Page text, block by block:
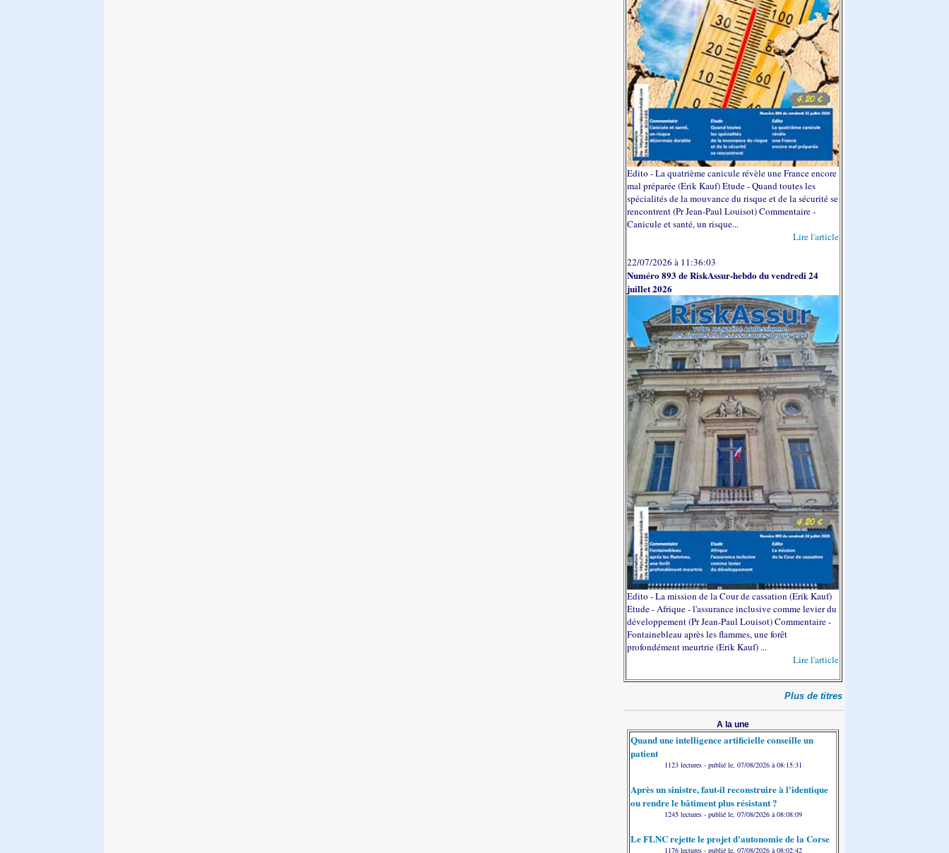
Edito - La quatrième canicule révèle une France encore
mal préparée (Erik Kauf) Etude - Quand toutes les
spécialités de la mouvance du risque et de la sécurité se
rencontrent (Pr Jean-Paul Louisot) Commentaire -
Canicule et santé, un risque...
Lire l'article
22/07/2026 à 11:36:03
Numéro 893 de RiskAssur-hebdo du vendredi 24
juillet 2026
Edito - La mission de la Cour de cassation (Erik Kauf)
Etude - Afrique - l'assurance inclusive comme levier du
développement (Pr Jean-Paul Louisot) Commentaire -
Fontainebleau après les flammes, une forêt
profondément meurtrie (Erik Kauf) ...
Lire l'article
Plus de titres
A la une
Quand une intelligence artificielle conseille un
patient
1123 lectures - publié le, 07/08/2026 à 08:15:31
Après un sinistre, faut-il reconstruire à l'identique
ou rendre le bâtiment plus résistant ?
1245 lectures - publié le, 07/08/2026 à 08:08:09
Le FLNC rejette le projet d'autonomie de la Corse
1176 lectures - publié le, 07/08/2026 à 08:02:42